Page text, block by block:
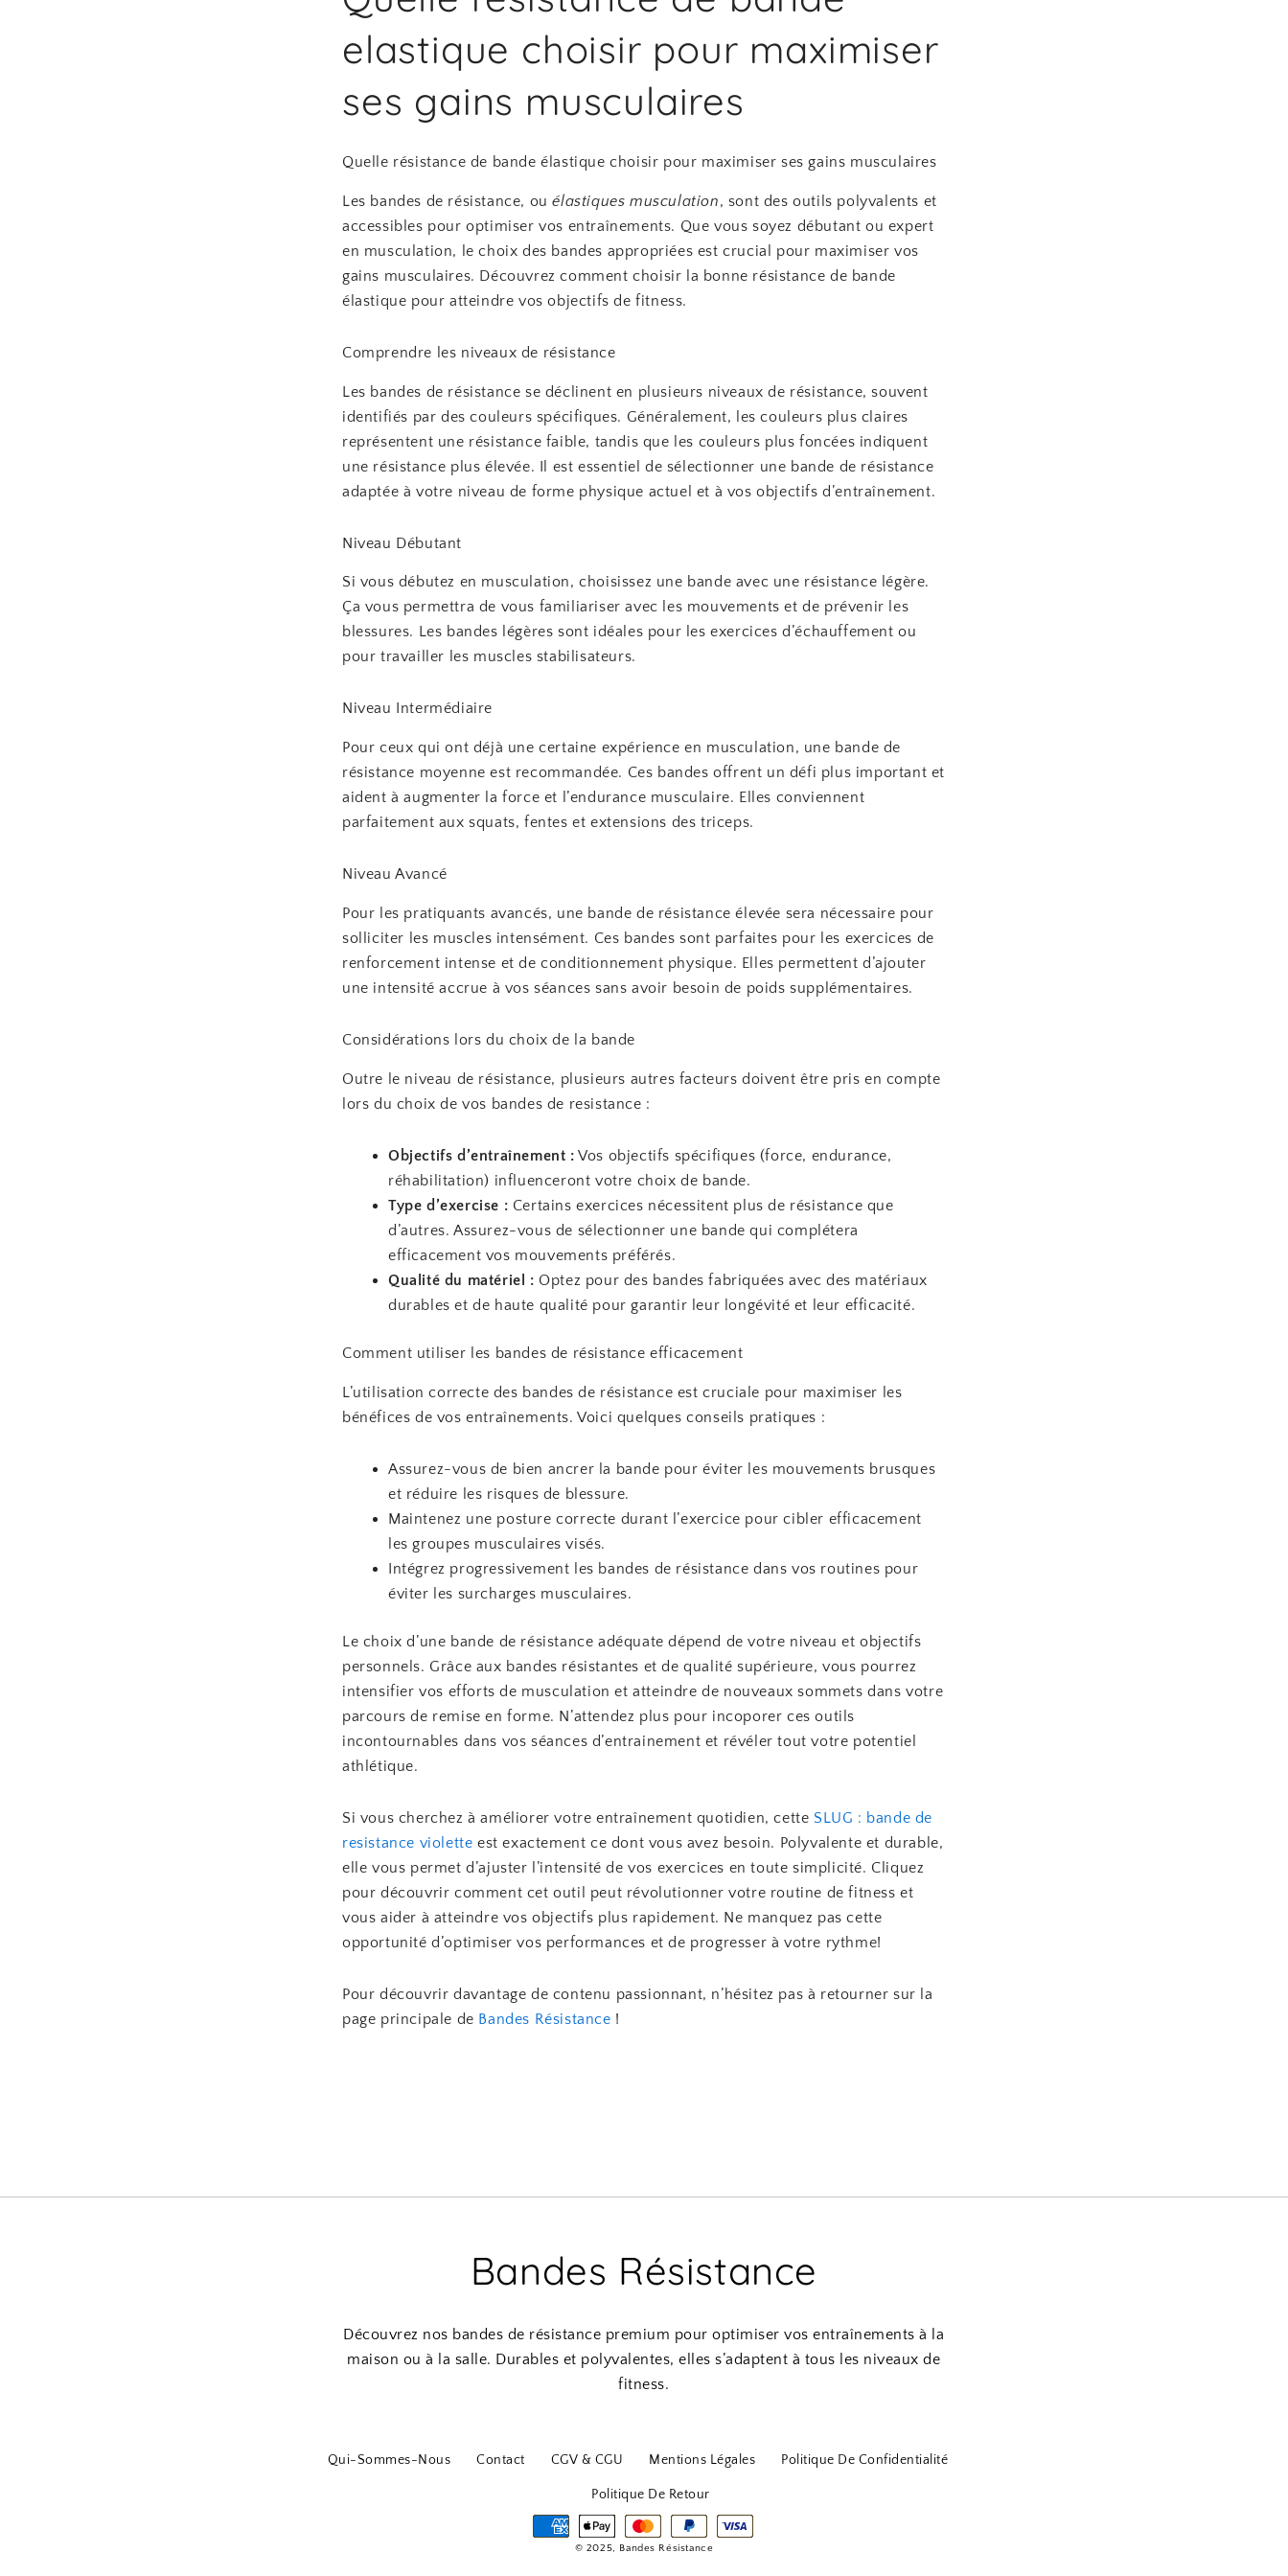
elastique choisir pour maximiser
ses gains musculaires
Quelle résistance de bande élastique choisir pour maximiser ses gains musculaires
Les bandes de résistance, ouélastiques musculation, sont des outils polyvalents et
accessibles pour optimiser vos entraînements. Que vous soyez débutant ou expert
en musculation, le choix des bandes appropriées est crucial pour maximiser vos
gains musculaires. Découvrez comment choisir la bonne résistance de bande
élastique pour atteindre vos objectifs de fitness.
Comprendre les niveaux de résistance
Les bandes de résistance se déclinent en plusieurs niveaux de résistance, souvent
identifiés par des couleurs spécifiques. Généralement, les couleurs plus claires
représentent une résistance faible, tandis que les couleurs plus foncées indiquent
une résistance plus élevée. Il est essentiel de sélectionner une bande de résistance
adaptée à votre niveau de forme physique actuel et à vos objectifs d’entraînement.
Niveau Débutant
Si vous débutez en musculation, choisissez une bande avec une résistance légère.
Ça vous permettra de vous familiariser avec les mouvements et de prévenir les
blessures. Les bandes légères sont idéales pour les exercices d’échauffement ou
pour travailler les muscles stabilisateurs.
Niveau Intermédiaire
Pour ceux qui ont déjà une certaine expérience en musculation, une bande de
résistance moyenne est recommandée. Ces bandes offrent un défi plus important et
aident à augmenter la force et l’endurance musculaire. Elles conviennent
parfaitement aux squats, fentes et extensions des triceps.
Niveau Avancé
Pour les pratiquants avancés, une bande de résistance élevée sera nécessaire pour
solliciter les muscles intensément. Ces bandes sont parfaites pour les exercices de
renforcement intense et de conditionnement physique. Elles permettent d’ajouter
une intensité accrue à vos séances sans avoir besoin de poids supplémentaires.
Considérations lors du choix de la bande
Outre le niveau de résistance, plusieurs autres facteurs doivent être pris en compte
lors du choix de vos bandes de resistance :
Objectifs d’entraînement : Vos objectifs spécifiques (force, endurance,
réhabilitation) influenceront votre choix de bande.
Type d’exercise : Certains exercices nécessitent plus de résistance que
d’autres. Assurez-vous de sélectionner une bande qui complétera
efficacement vos mouvements préférés.
Qualité du matériel : Optez pour des bandes fabriquées avec des matériaux
durables et de haute qualité pour garantir leur longévité et leur efficacité.
Comment utiliser les bandes de résistance efficacement
L’utilisation correcte des bandes de résistance est cruciale pour maximiser les
bénéfices de vos entraînements. Voici quelques conseils pratiques :
Assurez-vous de bien ancrer la bande pour éviter les mouvements brusques
et réduire les risques de blessure.
Maintenez une posture correcte durant l’exercice pour cibler efficacement
les groupes musculaires visés.
Intégrez progressivement les bandes de résistance dans vos routines pour
éviter les surcharges musculaires.
Le choix d’une bande de résistance adéquate dépend de votre niveau et objectifs
personnels. Grâce aux bandes résistantes et de qualité supérieure, vous pourrez
intensifier vos efforts de musculation et atteindre de nouveaux sommets dans votre
parcours de remise en forme. N’attendez plus pour incoporer ces outils
incontournables dans vos séances d’entrainement et révéler tout votre potentiel
athlétique.
Si vous cherchez à améliorer votre entraînement quotidien, cette SLUG : bande de
resistance violette est exactement ce dont vous avez besoin. Polyvalente et durable,
elle vous permet d’ajuster l’intensité de vos exercices en toute simplicité. Cliquez
pour découvrir comment cet outil peut révolutionner votre routine de fitness et
vous aider à atteindre vos objectifs plus rapidement. Ne manquez pas cette
opportunité d’optimiser vos performances et de progresser à votre rythme!
Pour découvrir davantage de contenu passionnant, n’hésitez pas à retourner sur la
page principale de Bandes Résistance !
Bandes Résistance
Découvrez nos bandes de résistance premium pour optimiser vos entraînements à la
maison ou à la salle. Durables et polyvalentes, elles s’adaptent à tous les niveaux de
fitness.
Qui-Sommes-Nous Contact CGV & CGU Mentions Légales Politique De Confidentialité
Politique De Retour
© 2025, Bandes Résistance